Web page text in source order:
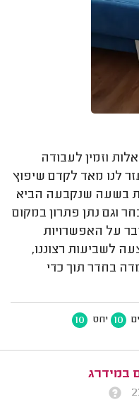
וזמין לעבודה
לנו מאד לקדם שיפוץ
בשעה שנקבעה הביא
וגם נתן פתרון במקום
על האפשרויות
לשביעות רצוננו,
בחדר תוך כדי
10 יחס 10
במידרג